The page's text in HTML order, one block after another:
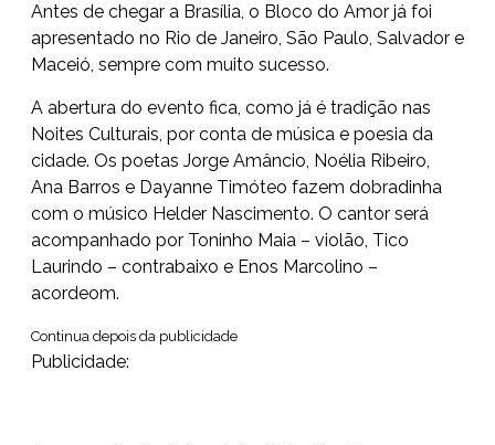
Antes de chegar a Brasília, o Bloco do Amor já foi
apresentado no Rio de Janeiro, São Paulo, Salvador e
Maceió, sempre com muito sucesso.
A abertura do evento fica, como já é tradição nas
Noites Culturais, por conta de música e poesia da
cidade. Os poetas Jorge Amâncio, Noélia Ribeiro,
Ana Barros e Dayanne Timóteo fazem dobradinha
com o músico Helder Nascimento. O cantor será
acompanhado por Toninho Maia – violão, Tico
Laurindo – contrabaixo e Enos Marcolino –
acordeom.
Continua depois da publicidade
Publicidade: